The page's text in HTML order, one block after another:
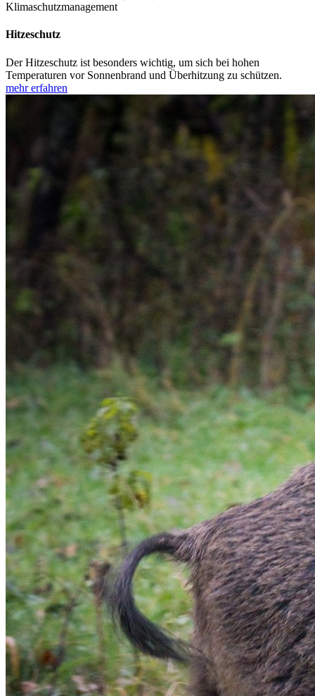
Klimaschutzmanagement
Hitzeschutz
Der Hitzeschutz ist besonders wichtig, um sich bei hohen
Temperaturen vor Sonnenbrand und Überhitzung zu schützen.
mehr erfahren